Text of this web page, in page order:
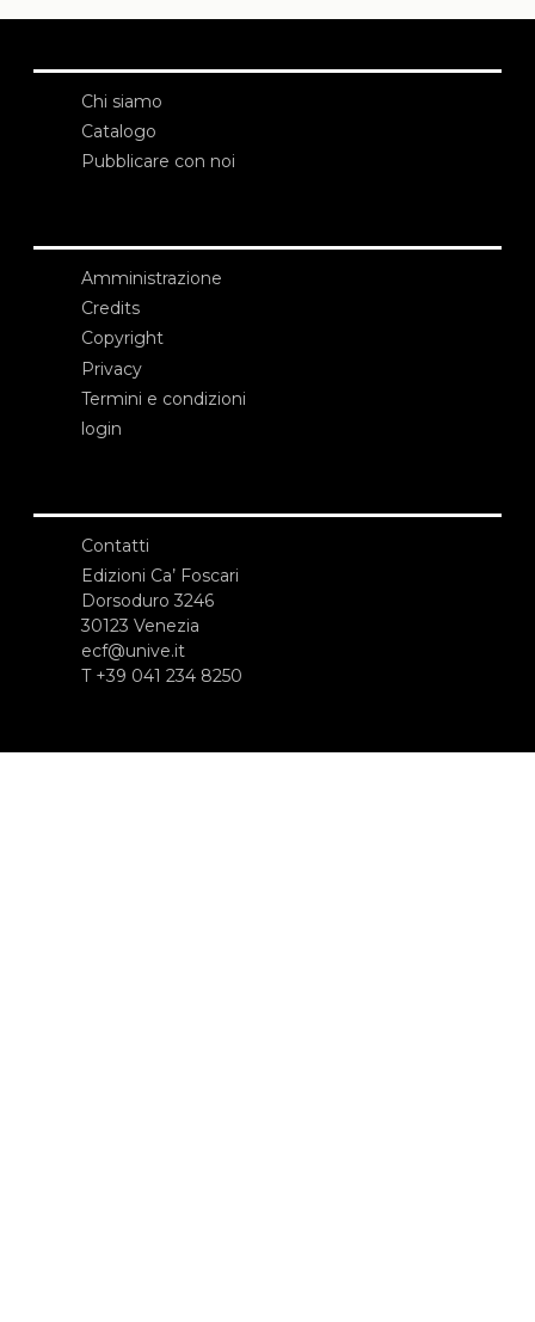
Chi siamo
Catalogo
Pubblicare con noi
Amministrazione
Credits
Copyright
Privacy
Termini e condizioni
login
Contatti
Edizioni Ca’ Foscari
Dorsoduro 3246
30123 Venezia
ecf@unive.it
T +39 041 234 8250